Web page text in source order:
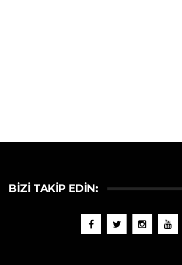
BIZI TAKIP EDIN: